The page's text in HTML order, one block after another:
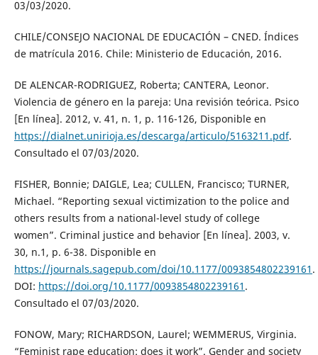
03/03/2020.
CHILE/CONSEJO NACIONAL DE EDUCACIÓN – CNED. Índices
de matrícula 2016. Chile: Ministerio de Educación, 2016.
DE ALENCAR-RODRIGUEZ, Roberta; CANTERA, Leonor.
Violencia de género en la pareja: Una revisión teórica. Psico
[En línea]. 2012, v. 41, n. 1, p. 116-126, Disponible en
https://dialnet.unirioja.es/descarga/articulo/5163211.pdf.
Consultado el 07/03/2020.
FISHER, Bonnie; DAIGLE, Lea; CULLEN, Francisco; TURNER,
Michael. “Reporting sexual victimization to the police and
others results from a national-level study of college
women”. Criminal justice and behavior [En línea]. 2003, v.
30, n.1, p. 6-38. Disponible en
https://journals.sagepub.com/doi/10.1177/0093854802239161 .
DOI: https://doi.org/10.1177/0093854802239161 .
Consultado el 07/03/2020.
FONOW, Mary; RICHARDSON, Laurel; WEMMERUS, Virginia.
“Feminist rape education: does it work”. Gender and society